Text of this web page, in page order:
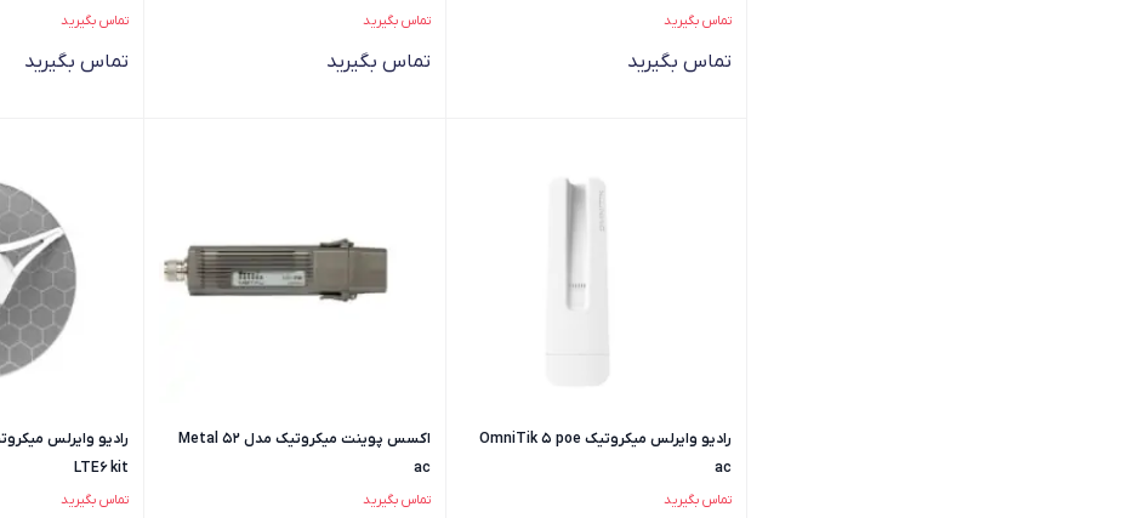
تماس بگیرید
تماس بگیرید
تماس بگیرید
تماس بگیرید
تماس بگیرید
تماس بگیرید
رادیو وایرلس میکروتیک OmniTik 5 poe
ac
تماس بگیرید
اکسس پوینت میکروتیک مدل Metal 52
ac
تماس بگیرید
LTE6 kit
تماس بگیرید